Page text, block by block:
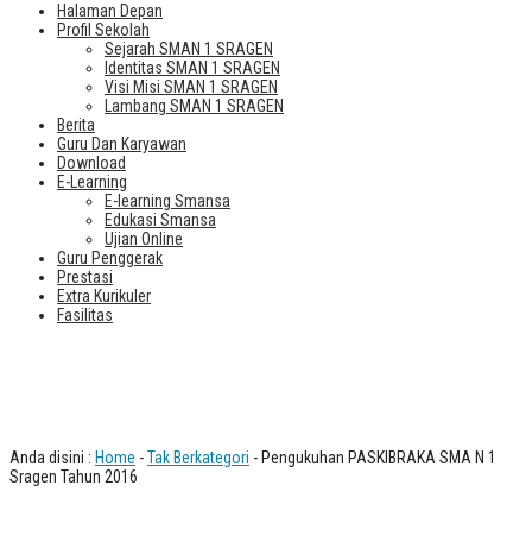
Halaman Depan
Profil Sekolah
Sejarah SMAN 1 SRAGEN
Identitas SMAN 1 SRAGEN
Visi Misi SMAN 1 SRAGEN
Lambang SMAN 1 SRAGEN
Berita
Guru Dan Karyawan
Download
E-Learning
E-learning Smansa
Edukasi Smansa
Ujian Online
Guru Penggerak
Prestasi
Extra Kurikuler
Fasilitas
Anda disini : Home -Tak Berkategori - Pengukuhan PASKIBRAKA SMA N 1
Sragen Tahun 2016